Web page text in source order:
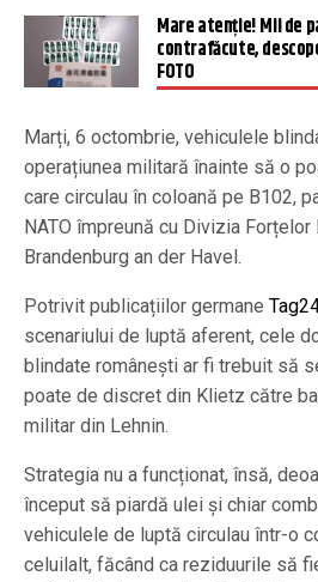
Mare atenție! Mii de
contrafăcute,
FOTO
Marți, 6 octombrie, vehiculele
operațiunea militară înainte să o
care circulau în coloană pe B102,
NATO împreună cu Divizia Forțelor
Brandenburg an der Havel.
Potrivit publicațiilor germane
scenariului de luptă aferent, cele
blindate românești ar fi trebuit să
poate de discret din Klietz către
militar din Lehnin.
Strategia nu a funcționat, însă,
început să piardă ulei și chiar
vehiculele de luptă circulau într-o
celuilalt, făcând ca reziduurile să